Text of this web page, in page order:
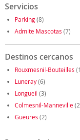
Servicios
Parking(8)
Admite Mascotas (7)
Destinos cercanos
Rouxmesnil-Bouteilles
Luneray(6)
Longueil (3)
Colmesnil-Manneville
Gueures (2)